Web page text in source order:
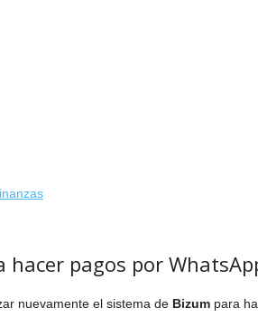
hacer pagos por
nuevamente el sistema de Bizum para